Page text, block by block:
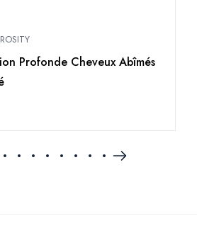
Profonde Cheveux Abîmés